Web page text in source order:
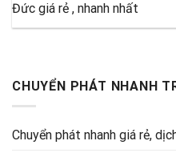
Đức giá rẻ , nhanh nhất
CHUYỂN PHÁT NHANH
Chuyển phát nhanh giá rẻ,